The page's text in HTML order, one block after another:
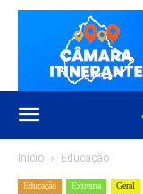
Início Educação
Educação Extrema Geral